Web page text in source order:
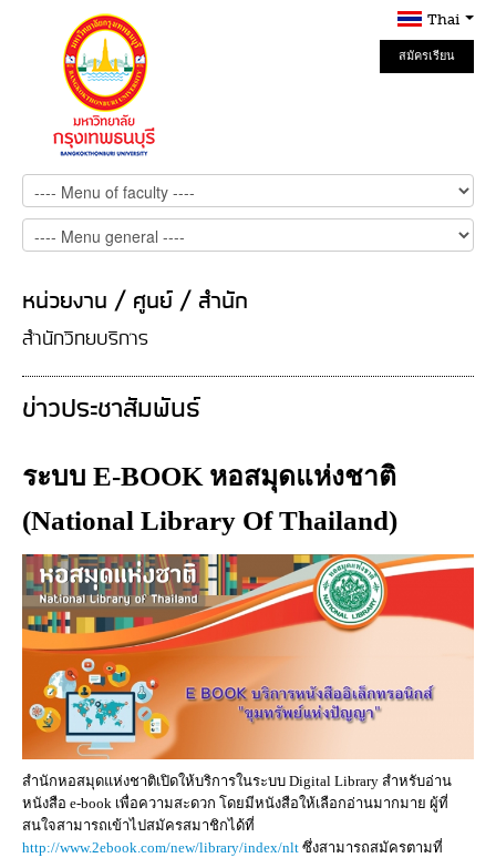
Thai
สมัครเรียน
Online
หน่วยงาน / ศูนย์ / สำนัก
สำนักวิทยบริการ
ข่าวประชาสัมพันธ์
ระบบ E-BOOK หอสมุดแห่งชาติ
(National Library Of Thailand)
สำนักหอสมุดแห่งชาติเปิดให้บริการในระบบ Digital Library สำหรับอ่าน
หนังสือ e-book เพื่อความสะดวก โดยมีหนังสือให้เลือกอ่านมากมาย ผู้ที่
สนใจสามารถเข้าไปสมัครสมาชิกได้ที่
http://www.2ebook.com/new/library/index/nlt ซึ่งสามารถสมัครตามที่